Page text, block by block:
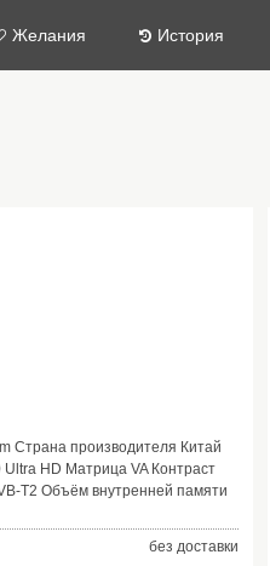
Желания История
Страна производителя Китай
HD Матрица VA Контраст
T2 Объём внутренней памяти
| 1*LAN | 3*HDMI 2.0 | 1*VGA
| Wi-Fi Количество динамиков
без доставки